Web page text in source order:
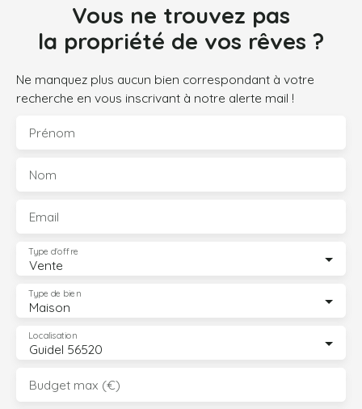
Vous ne trouvez pas
la propriété de vos rêves ?
Ne manquez plus aucun bien correspondant à votre
recherche en vous inscrivant à notre alerte mail !
Prénom
Nom
Email
Vente
Type d'offre
Maison
Type de bien
Guidel 56520
Localisation
Budget max (€)